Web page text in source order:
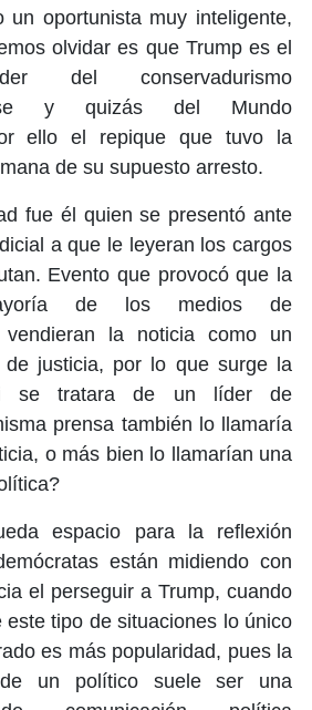
un oportunista muy inteligente,
olvidar es que Trump es el
del conservadurismo
y quizás del Mundo
ello el repique que tuvo la
de su supuesto arresto.
fue él quien se presentó ante
a que le leyeran los cargos
Evento que provocó que la
de los medios de
vendieran la noticia como un
de justicia, por lo que surge la
se tratara de un líder de
prensa también lo llamaría
o más bien lo llamarían una
espacio para la reflexión
están midiendo con
el perseguir a Trump, cuando
este tipo de situaciones lo único
es más popularidad, pues la
de un político suele ser una